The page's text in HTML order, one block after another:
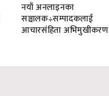
नयाँ अनलाइनका
सञ्चालक÷सम्पादकलाई
आचारसंहिता अभिमुखीकरण